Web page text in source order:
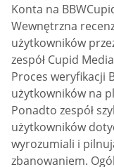
Konta na
Wewnętrzna
użytkowników
zespół Cupid
Proces weryfikacji
użytkowników na
Ponadto zespół
użytkowników
wyrozumiali i
zbanowaniem.